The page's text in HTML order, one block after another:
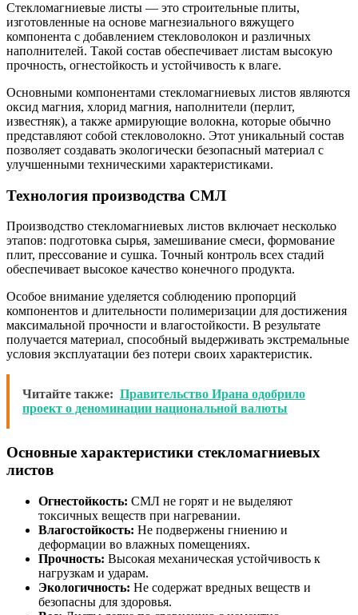
Стекломагниевые листы — это строительные плиты,
изготовленные на основе магнезиального вяжущего
компонента с добавлением стекловолокон и различных
наполнителей. Такой состав обеспечивает листам высокую
прочность, огнестойкость и устойчивость к влаге.
Основными компонентами стекломагниевых листов являются
оксид магния, хлорид магния, наполнители (перлит,
известняк), а также армирующие волокна, которые обычно
представляют собой стекловолокно. Этот уникальный состав
позволяет создавать экологически безопасный материал с
улучшенными техническими характеристиками.
Технология производства СМЛ
Производство стекломагниевых листов включает несколько
этапов: подготовка сырья, замешивание смеси, формование
плит, прессование и сушка. Точный контроль всех стадий
обеспечивает высокое качество конечного продукта.
Особое внимание уделяется соблюдению пропорций
компонентов и длительности полимеризации для достижения
максимальной прочности и влагостойкости. В результате
получается материал, способный выдерживать экстремальные
условия эксплуатации без потери своих характеристик.
Читайте также: Правительство Ирана одобрило
проект о деноминации национальной валюты
Основные характеристики стекломагниевых
листов
Огнестойкость: СМЛ не горят и не выделяют
токсичных веществ при нагревании.
Влагостойкость: Не подвержены гниению и
деформации во влажных помещениях.
Прочность: Высокая механическая устойчивость к
нагрузкам и ударам.
Экологичность: Не содержат вредных веществ и
безопасны для здоровья.